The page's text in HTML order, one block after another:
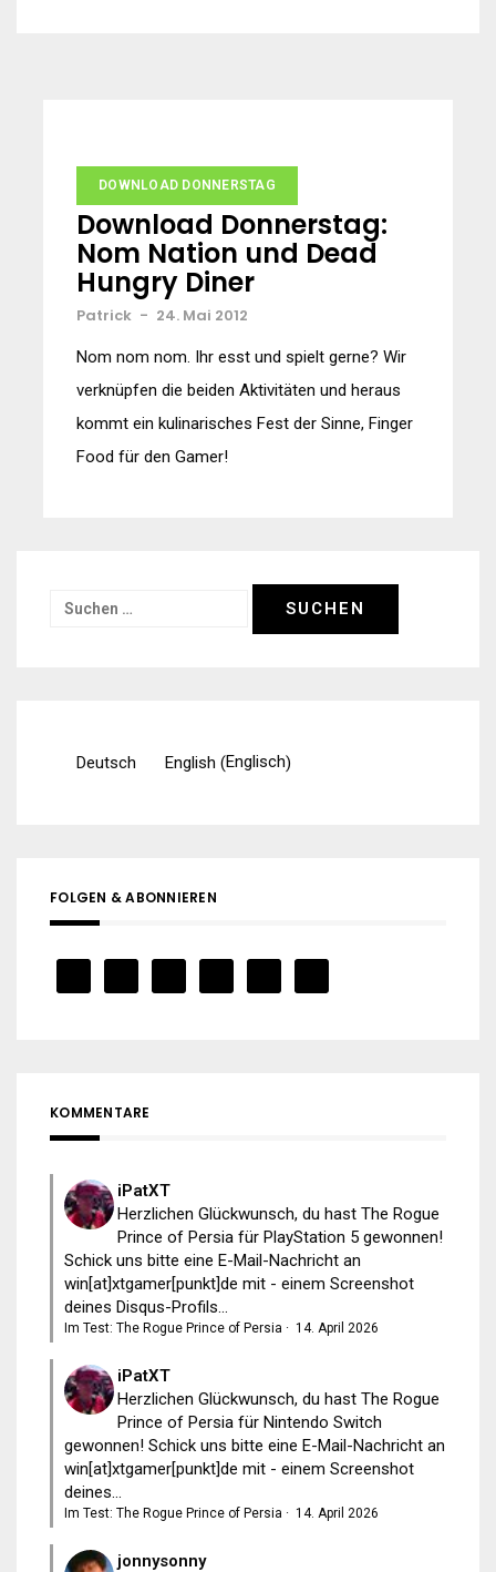
DOWNLOAD DONNERSTAG
Download Donnerstag:
Nom Nation und Dead
Hungry Diner
Patrick - 24. Mai 2012
Nom nom nom. Ihr esst und spielt gerne? Wir
verknüpfen die beiden Aktivitäten und heraus
kommt ein kulinarisches Fest der Sinne, Finger
Food für den Gamer!
Suchen
Deutsch English (Englisch)
FOLGEN & ABONNIEREN
KOMMENTARE
iPatXT
Herzlichen Glückwunsch, du hast The Rogue
Prince of Persia für PlayStation 5 gewonnen!
Schick uns bitte eine E-Mail-Nachricht an
win[at]xtgamer[punkt]de mit - einem Screenshot
deines Disqus-Profils...
Im Test: The Rogue Prince of Persia · 14. April 2026
iPatXT
Herzlichen Glückwunsch, du hast The Rogue
Prince of Persia für Nintendo Switch
gewonnen! Schick uns bitte eine E-Mail-Nachricht an
win[at]xtgamer[punkt]de mit - einem Screenshot
deines...
Im Test: The Rogue Prince of Persia · 14. April 2026
jonnysonny